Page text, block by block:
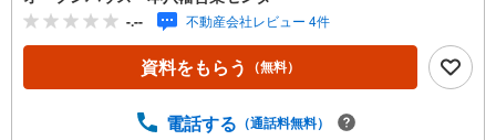
けますとスムーズにご案内が可能です。◎現地のご案内に
ついて・平日や夜遅い時間帯もご案内が可能 ※定休日を除
く・経験豊富なスタッフが物件詳細を丁寧にご説明いたし
ます。・車でご自宅や最寄り駅等、ご指定の場所まで送迎
P相談会 無料物件のご紹介だけでなく住宅ローン・資金
-.-- 不動産会社レビュー 4件
資料をもらう （無料）
電話する （通話料無料）